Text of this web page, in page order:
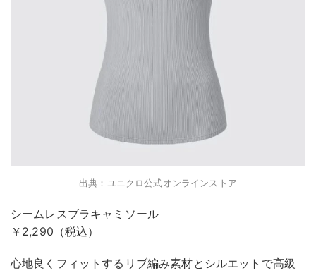
出典：ユニクロ公式オンラインストア
シームレスブラキャミソール
￥2,290（税込）
心地良くフィットするリブ編み素材とシルエットで高級